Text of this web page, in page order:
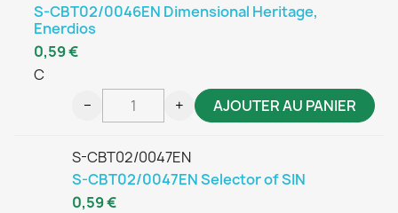
S-CBT02/0046EN Dimensional Heritage,
Enerdios
C
0,59 €
− + AJOUTER AU PANIER
S-CBT02/0047EN
S-CBT02/0047EN Selector of SIN
0,59 €